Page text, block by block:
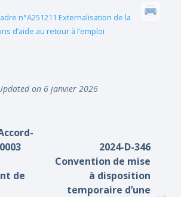
n°A251211 Externalisation de la
d’aide au retour à l’emploi
on 6 janvier 2026
de
2024-D-346
Convention de mise
à disposition
temporaire d’une